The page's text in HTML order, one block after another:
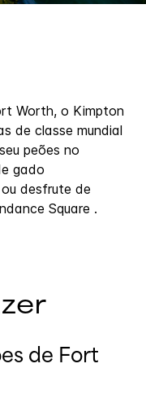
Worth, o Kimpton
de classe mundial
peões no
gado
desfrute de
Square .
de Fort